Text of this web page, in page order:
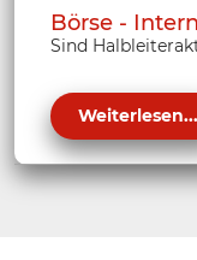
Börse - Intern
Sind
Weiterlesen...